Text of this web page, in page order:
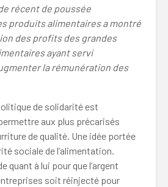
récent de poussée
produits alimentaires a montré
des profits des grandes
ayant servi
la rémunération des
de solidarité est
aux plus précarisés
de qualité. Une idée portée
sociale de l’alimentation.
quant à lui pour que l’argent
soit réinjecté pour